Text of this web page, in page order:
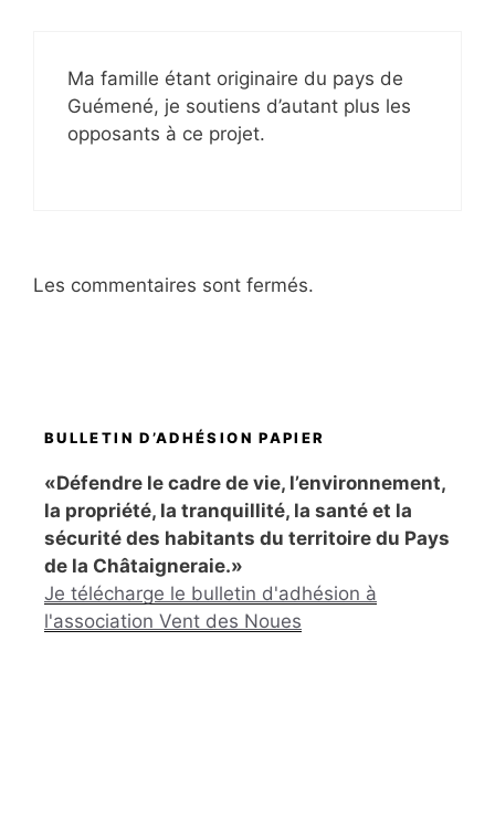
Ma famille étant originaire du pays de
Guémené, je soutiens d’autant plus les
opposants à ce projet.
Les commentaires sont fermés.
BULLETIN D’ADHÉSION PAPIER
«Défendre le cadre de vie, l’environnement,
la propriété, la tranquillité, la santé et la
sécurité des habitants du territoire du Pays
de la Châtaigneraie.»
Je télécharge le bulletin d'adhésion à
l'association Vent des Noues